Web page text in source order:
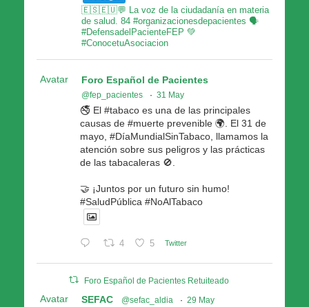
🇪🇸🇪🇺💬 La voz de la ciudadanía en materia
de salud. 84 #organizacionesdepacientes 🗣
#DefensadelPacienteFEP 💚
#ConocetuAsociacion
Avatar Foro Español de Pacientes
@fep_pacientes · 31 May
🚭 El #tabaco es una de las principales
causas de #muerte prevenible 🌍. El 31 de
mayo, #DíaMundialSinTabaco, llamamos la
atención sobre sus peligros y las prácticas
de las tabacaleras 🚫.
🤝 ¡Juntos por un futuro sin humo!
#SaludPública #NoAlTabaco
4 5 Twitter
Foro Español de Pacientes Retuiteado
Avatar SEFAC @sefac_aldia · 29 May